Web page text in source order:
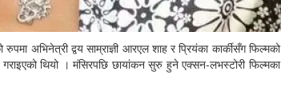
अभिनेत्री द्वय साम्राज्ञी आरएल शाह र प्रियंका कार्कीसँग फिल्मको
थियो । मंसिरपछि छायांकन सुरु हुने एक्सन-लभस्टोरी फिल्मका